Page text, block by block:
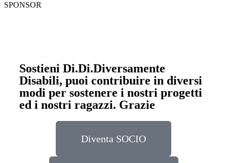
SPONSOR
Sostieni Di.Di.Diversamente
Disabili, puoi contribuire in diversi
modi per sostenere i nostri progetti
ed i nostri ragazzi. Grazie
Diventa SOCIO